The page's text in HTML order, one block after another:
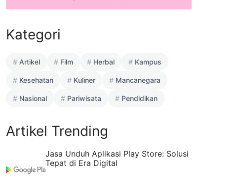
Kategori
Artikel Film Herbal Kampus
Kesehatan Kuliner Mancanegara
Nasional Pariwisata Pendidikan
Artikel Trending
Jasa Unduh Aplikasi Play Store: Solusi
Tepat di Era Digital